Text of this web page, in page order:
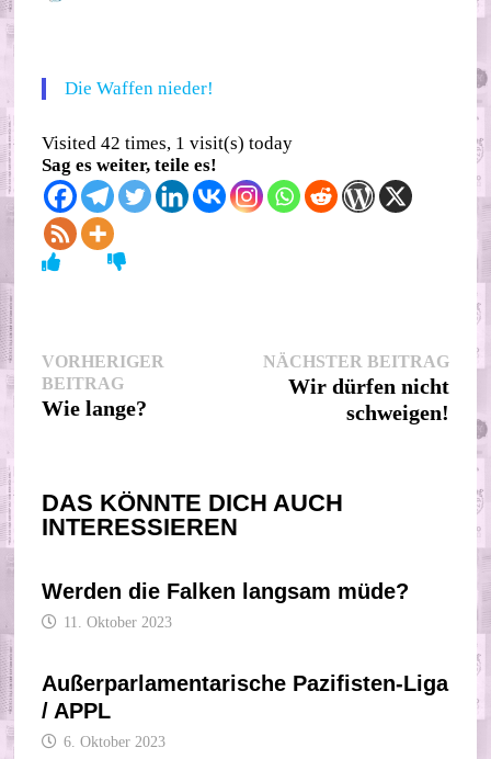
Die Waffen nieder!
Visited 42 times, 1 visit(s) today
Sag es weiter, teile es!
Beitragsnavigation
VORHERIGER
BEITRAGVorheriger
Beitrag:
Wie lange?
NÄCHSTER BEITRAG
Wir dürfen nicht
schweigen!
DAS KÖNNTE DICH AUCH
INTERESSIEREN
Werden die Falken langsam müde?
11. Oktober 2023
Außerparlamentarische Pazifisten-Liga
/ APPL
6. Oktober 2023